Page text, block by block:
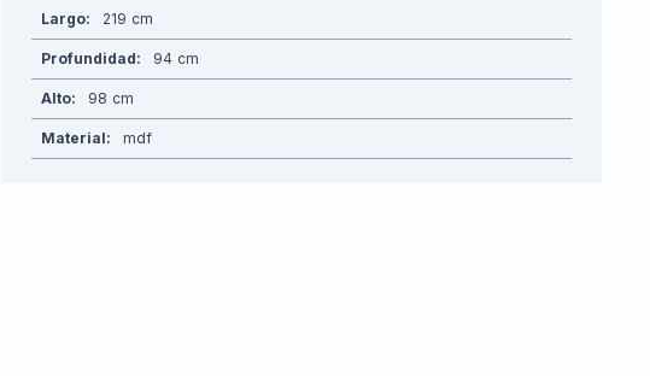
Largo 219
Profundidad 94
Alto 98
Material mdf